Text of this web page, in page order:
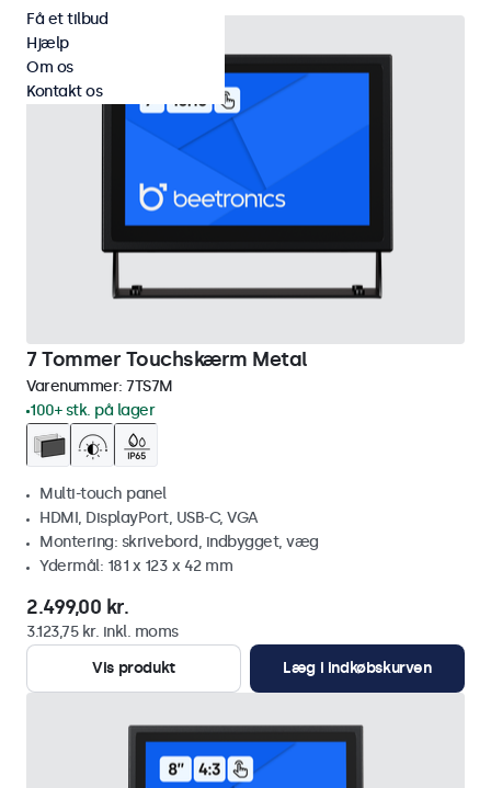
7 Tommer Touchskærm Metal
Varenummer: 7TS7M
100+ stk. på lager
Multi-touch panel
HDMI, DisplayPort, USB-C, VGA
Montering: skrivebord, indbygget, væg
Ydermål: 181 x 123 x 42 mm
2.499,00 kr.
3.123,75 kr. inkl. moms
Vis produkt
Læg i indkøbskurven
Få et tilbud
Hjælp
Om os
Kontakt os